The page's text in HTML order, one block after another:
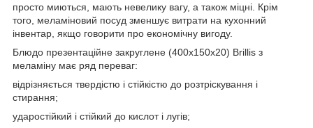
просто миються, мають невелику вагу, а також міцні. Крім
того, меламіновий посуд зменшує витрати на кухонний
інвентар, якщо говорити про економічну вигоду.
Блюдо презентаційне закруглене (400х150х20) Brillis з
меламіну має ряд переваг:
відрізняється твердістю і стійкістю до розтріскування і
стирання;
ударостійкий і стійкий до кислот і лугів;